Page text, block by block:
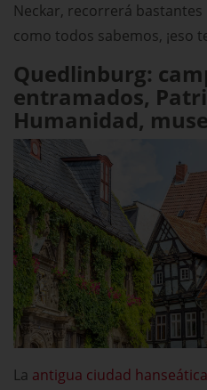
Neckar, recorrerá
como todos sabemos, ¡eso
Quedlinburg:
entramados,
Humanidad,
La antigua ciudad hanseática